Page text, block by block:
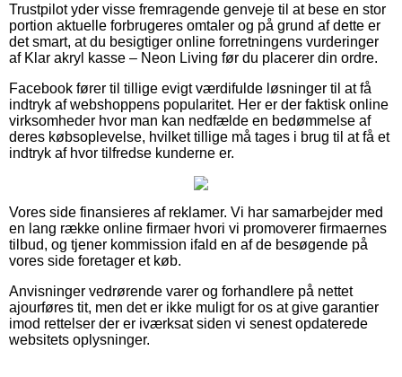
Trustpilot yder visse fremragende genveje til at bese en stor
portion aktuelle forbrugeres omtaler og på grund af dette er
det smart, at du besigtiger online forretningens vurderinger
af Klar akryl kasse – Neon Living før du placerer din ordre.
Facebook fører til tillige evigt værdifulde løsninger til at få
indtryk af webshoppens popularitet. Her er der faktisk online
virksomheder hvor man kan nedfælde en bedømmelse af
deres købsoplevelse, hvilket tillige må tages i brug til at få et
indtryk af hvor tilfredse kunderne er.
Vores side finansieres af reklamer. Vi har samarbejder med
en lang række online firmaer hvori vi promoverer firmaernes
tilbud, og tjener kommission ifald en af de besøgende på
vores side foretager et køb.
Anvisninger vedrørende varer og forhandlere på nettet
ajourføres tit, men det er ikke muligt for os at give garantier
imod rettelser der er iværksat siden vi senest opdaterede
websitets oplysninger.